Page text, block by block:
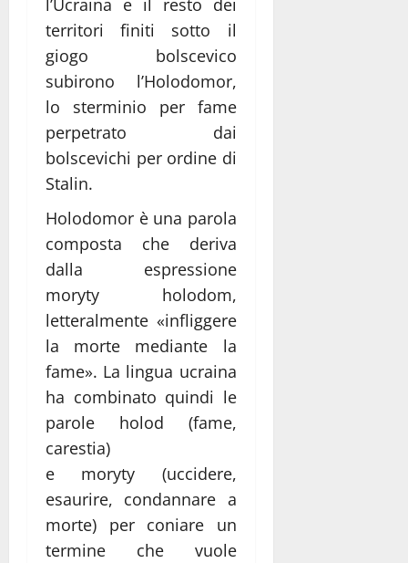
territori finiti sotto il
giogo bolscevico
subirono l’Holodomor,
lo sterminio per fame
perpetrato dai
bolscevichi per ordine di
Stalin.
Holodomor è una parola
composta che deriva
dalla espressione
moryty holodom,
letteralmente «infliggere
la morte mediante la
fame». La lingua ucraina
ha combinato quindi le
parole holod (fame,
carestia)
e moryty (uccidere,
esaurire, condannare a
morte) per coniare un
termine che vuole